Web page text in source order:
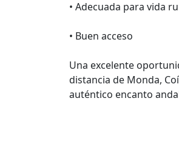
• Adecuada para vida
• Buen acceso
Una excelente
distancia de Monda,
auténtico encanto